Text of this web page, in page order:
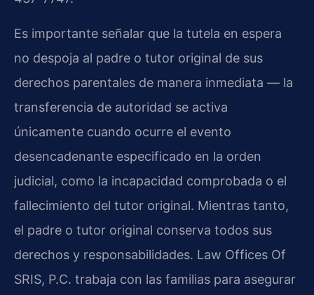
Es importante señalar que la tutela en espera
no despoja al padre o tutor original de sus
derechos parentales de manera inmediata — la
transferencia de autoridad se activa
únicamente cuando ocurre el evento
desencadenante especificado en la orden
judicial, como la incapacidad comprobada o el
fallecimiento del tutor original. Mientras tanto,
el padre o tutor original conserva todos sus
derechos y responsabilidades. Law Offices Of
SRIS, P.C. trabaja con las familias para asegurar